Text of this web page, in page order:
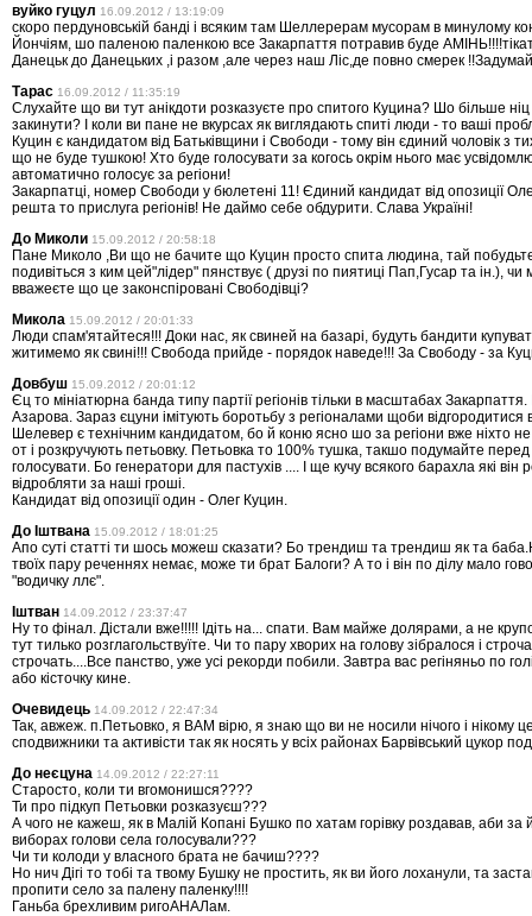
вуйко гуцул 16.09.2012 / 13:19:09
скоро пердуновській банді і всяким там Шеллерерам мусорам в минулому
Йончіям, шо паленою паленкою все Закарпаття потравив буде
Данецьк до Данецьких ,і разом ,але через наш Ліс,де повно смерек
Тарас 16.09.2012 / 11:35:19
Слухайте що ви тут анікдоти розказуєте про спитого Куцина? Шо більше
закинути? І коли ви пане не вкурсах як виглядають спиті люди - то ваші
Куцин є кандидатом від Батьківщини і Свободи - тому він єдиний чоловік з
що не буде тушкою! Хто буде голосувати за когось окрім нього має
автоматично голосує за регіони!
Закарпатці, номер Свободи у бюлетені 11! Єдиний кандидат від опозиції
решта то прислуга регіонів! Не даймо себе обдурити. Слава Україні!
До Миколи 15.09.2012 / 20:58:18
Пане Миколо ,Ви що не бачите що Куцин просто спита людина, тай
подивіться з ким цей"лідер" пянствує ( друзі по пиятиці Пап,Гусар та ін.),
вважеєте що це законспіровані Свободівці?
Микола 15.09.2012 / 20:01:33
Люди спам'ятайтеся!!! Доки нас, як свиней на базарі, будуть бандити
житимемо як свині!!! Свобода прийде - порядок наведе!!! За Свободу - за
Довбуш 15.09.2012 / 20:01:12
Єц то мініатюрна банда типу партії регіонів тільки в масштабах Закарпаття.
Азарова. Зараз єцуни імітують боротьбу з регіоналами щоби відгородитися
Шелевер є технічним кандидатом, бо й коню ясно шо за регіони вже ніхто
от і розкручують петьовку. Петьовка то 100% тушка, такшо подумайте перед
голосувати. Бо генератори для пастухів .... І ще кучу всякого барахла які він
відробляти за наші гроші.
Кандидат від опозиції один - Олег Куцин.
До Іштвана 15.09.2012 / 18:01:25
Апо суті статті ти шось можеш сказати? Бо трендиш та трендиш як та
твоїх пару реченнях немає, може ти брат Балоги? А то і він по ділу мало
"водичку ллє".
Іштван 14.09.2012 / 23:37:47
Ну то фінал. Дістали вже!!!!! Ідіть на... спати. Вам майже долярами, а не
тут тилько розглагольствуїте. Чи то пару хворих на голову зібралося і
строчать....Все панство, уже усі рекорди побили. Завтра вас регіняньо по
або кісточку кине.
Очевидець 14.09.2012 / 22:47:34
Так, авжеж. п.Петьовко, я ВАМ вірю, я знаю що ви не носили нічого і нікому
сподвижники та активісти так як носять у всіх районах Барвівський цукор
До неєцуна 14.09.2012 / 22:27:11
Старосто, коли ти вгомонишся????
Ти про підкуп Петьовки розказуєш???
А чого не кажеш, як в Малій Копані Бушко по хатам горівку роздавав, аби за
виборах голови села голосували???
Чи ти колоди у власного брата не бачиш????
Но нич Дігі то тобі та твому Бушку не простить, як ви його лоханули, та
пропити село за палену паленку!!!!
Ганьба брехливим ригоАНАЛам.